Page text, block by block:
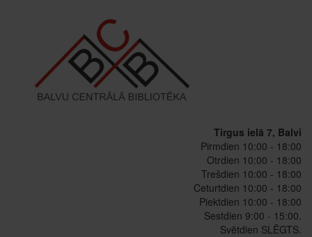
Tirgus ielā 7, Balvi
Pirmdien 10:00 - 18:00
Otrdien 10:00 - 18:00
Trešdien 10:00 - 18:00
Ceturtdien 10:00 - 18:00
Piektdien 10:00 - 18:00
Sestdien 9:00 - 15:00.
Svētdien SLĒGTS.